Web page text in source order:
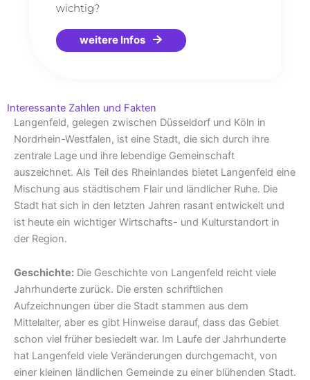
wichtig?
weitere Infos
Interessante Zahlen und Fakten
Langenfeld, gelegen zwischen Düsseldorf und Köln in
Nordrhein-Westfalen, ist eine Stadt, die sich durch ihre
zentrale Lage und ihre lebendige Gemeinschaft
auszeichnet. Als Teil des Rheinlandes bietet Langenfeld eine
Mischung aus städtischem Flair und ländlicher Ruhe. Die
Stadt hat sich in den letzten Jahren rasant entwickelt und
ist heute ein wichtiger Wirtschafts- und Kulturstandort in
der Region.
Geschichte: Die Geschichte von Langenfeld reicht viele
Jahrhunderte zurück. Die ersten schriftlichen
Aufzeichnungen über die Stadt stammen aus dem
Mittelalter, aber es gibt Hinweise darauf, dass das Gebiet
schon viel früher besiedelt war. Im Laufe der Jahrhunderte
hat Langenfeld viele Veränderungen durchgemacht, von
einer kleinen ländlichen Gemeinde zu einer blühenden Stadt.